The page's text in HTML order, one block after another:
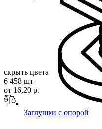
Заглушки с опорой
скрыть цвета
6 458 шт
от 16,20 р.